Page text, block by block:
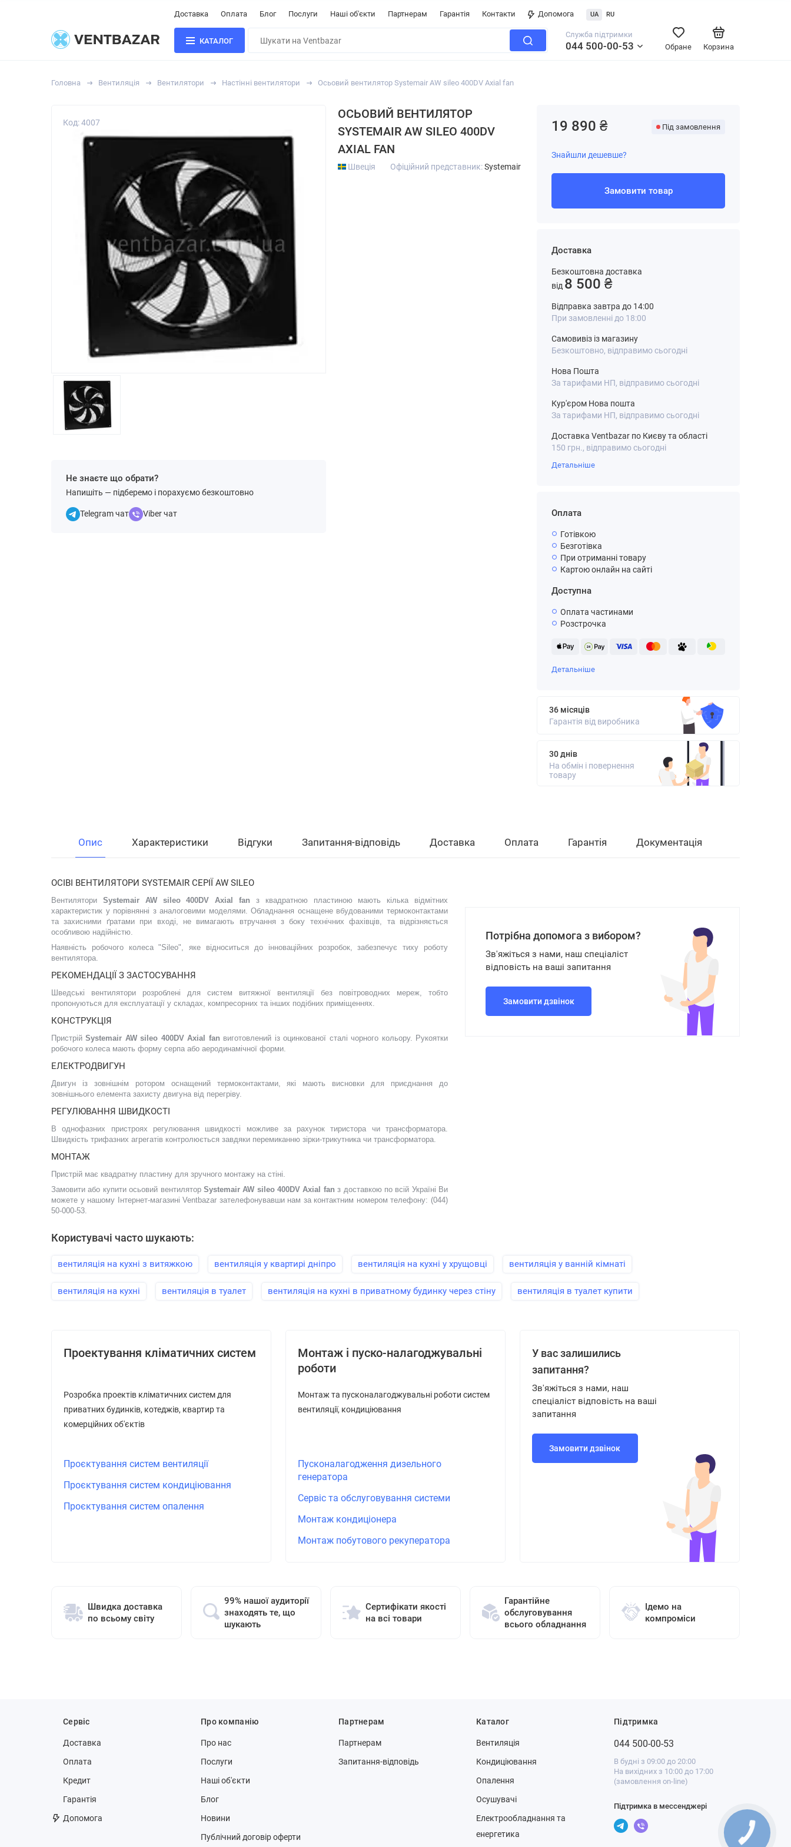
Доставка Оплата Блог Послуги Наші об'єкти Партнерам Гарантія Контакти Допомога UA RU
КАТАЛОГ
Служба підтримки
044 500-00-53 Корзина
Обране
Головна Вентиляція Вентилятори Настінні вентилятори Осьовий вентилятор Systemair AW sileo 400DV Axial fan
Код: 4007
Не знаєте що обрати?
Напишіть — підберемо і порахуємо безкоштовно
Telegram чат Viber чат
ОСЬОВИЙ ВЕНТИЛЯТОР
SYSTEMAIR AW SILEO 400DV
AXIAL FAN
Швеція Офіційний представник:Systemair
19 890 ₴ Під замовлення
Знайшли дешевше?
Замовити товар
Доставка
Безкоштовна доставка
від 8 500 ₴
Відправка завтра до 14:00
При замовленні до 18:00
Самовивіз із магазину
Безкоштовно, відправимо сьогодні
Нова Пошта
За тарифами НП, відправимо сьогодні
Кур'єром Нова пошта
За тарифами НП, відправимо сьогодні
Доставка Ventbazar по Києву та області
150 грн., відправимо сьогодні
Детальніше
Оплата
Готівкою
Безготівка
При отриманні товару
Картою онлайн на сайті
Доступна
Оплата частинами
Розстрочка
Детальніше
36 місяців
Гарантія від виробника
30 днів
На обмін і повернення
товару
Опис Характеристики Відгуки Запитання-відповідь Доставка Оплата Гарантія Документація
ОСІВІ ВЕНТИЛЯТОРИ SYSTEMAIR СЕРІЇ AW SILEO
Вентилятори Systemair AW sileo 400DV Axial fan з квадратною пластиною мають кілька відмітних
характеристик у порівнянні з аналоговими моделями. Обладнання оснащене вбудованими термоконтактами
та захисними ґратами при вході, не вимагають втручання з боку технічних фахівців, та відрізняється
особливою надійністю.
Наявність робочого колеса "Sileo", яке відноситься до інноваційних розробок, забезпечує тиху роботу
вентилятора.
РЕКОМЕНДАЦІЇ З ЗАСТОСУВАННЯ
Шведські вентилятори розроблені для систем витяжної вентиляції без повітроводних мереж, тобто
пропонуються для експлуатації у складах, компресорних та інших подібних приміщеннях.
КОНСТРУКЦІЯ
ПристрійSystemair AW sileo 400DV Axial fan виготовлений із оцинкованої сталі чорного кольору. Рукоятки
робочого колеса мають форму серпа або аеродинамічної форми.
ЕЛЕКТРОДВИГУН
Двигун із зовнішнім ротором оснащений термоконтактами, які мають висновки для приєднання до
зовнішнього елемента захисту двигуна від перегріву.
РЕГУЛЮВАННЯ ШВИДКОСТІ
В однофазних пристроях регулювання швидкості можливе за рахунок тиристора чи трансформатора.
Швидкість трифазних агрегатів контролюється завдяки перемиканню зірки-трикутника чи трансформатора.
МОНТАЖ
Пристрій має квадратну пластину для зручного монтажу на стіні.
Замовити або купити осьовий вентилятор Systemair AW sileo 400DV Axial fan з доставкою по всій Україні Ви
можете у нашому Інтернет-магазині Ventbazar зателефонувавши нам за контактним номером телефону: (044)
50-000-53.
Потрібна допомога з вибором?
Зв'яжіться з нами, наш спеціаліст
відповість на ваші запитання
Замовити дзвінок
Користувачі часто шукають:
вентиляція на кухні з витяжкою вентиляція у квартирі дніпро вентиляція на кухні у хрущовці вентиляція у ванній кімнаті
вентиляція на кухні вентиляція в туалет вентиляція на кухні в приватному будинку через стіну вентиляція в туалет купити
Проектування кліматичних систем
Розробка проектів кліматичних систем для
приватних будинків, котеджів, квартир та
комерційних об'єктів
Проєктування систем вентиляції
Проєктування систем кондиціювання
Проєктування систем опалення
Монтаж і пуско-налагоджувальні
роботи
Монтаж та пусконалагоджувальні роботи систем
вентиляції, кондиціювання
Пусконалагодження дизельного
генератора
Сервіс та обслуговування системи
Монтаж кондиціонера
Монтаж побутового рекуператора
У вас залишились
запитання?
Зв'яжіться з нами, наш
спеціаліст відповість на ваші
запитання
Замовити дзвінок
Швидка доставка
по всьому світу
99% нашої аудиторії
знаходять те, що
шукають
Сертифікати якості
на всі товари
Гарантійне
обслуговування
всього обладнання
Ідемо на
компроміси
Сервіс
Доставка
Оплата
Кредит
Гарантія
Допомога
Про компанію
Про нас
Послуги
Наші об'єкти
Блог
Новини
Публічний договір оферти
Партнерам
Партнерам
Запитання-відповідь
Каталог
Вентиляція
Кондиціювання
Опалення
Осушувачі
Електрообладнання та
енергетика
Підтримка
044 500-00-53
В будні з 09:00 до 20:00
На вихідних з 10:00 до 17:00
(замовлення on-line)
Підтримка в мессенджері